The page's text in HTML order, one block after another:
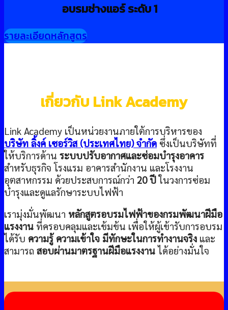
อบรมช่างแอร์ ระดับ 1
รายละเอียดหลักสูตร
เกี่ยวกับ Link Academy
Link Academy เป็นหน่วยงานภายใต้การบริหารของ
บริษัท ลิ้งค์ เซอร์วิส (ประเทศไทย) จำกัด ซึ่งเป็นบริษัทที่
ให้บริการด้าน ระบบปรับอากาศและซ่อมบำรุงอาคาร
สำหรับธุรกิจ โรงแรม อาคารสำนักงาน และโรงงาน
อุตสาหกรรม ด้วยประสบการณ์กว่า 20 ปีในวงการซ่อม
บำรุงและดูแลรักษาระบบไฟฟ้า
เรามุ่งมั่นพัฒนา หลักสูตรอบรมไฟฟ้าของกรมพัฒนาฝีมือ
แรงงาน ที่ครอบคลุมและเข้มข้น เพื่อให้ผู้เข้ารับการอบรม
ได้รับ ความรู้ ความเข้าใจ มีทักษะในการทำงานจริง และ
สามารถ สอบผ่านมาตรฐานฝีมือแรงงานได้อย่างมั่นใจ